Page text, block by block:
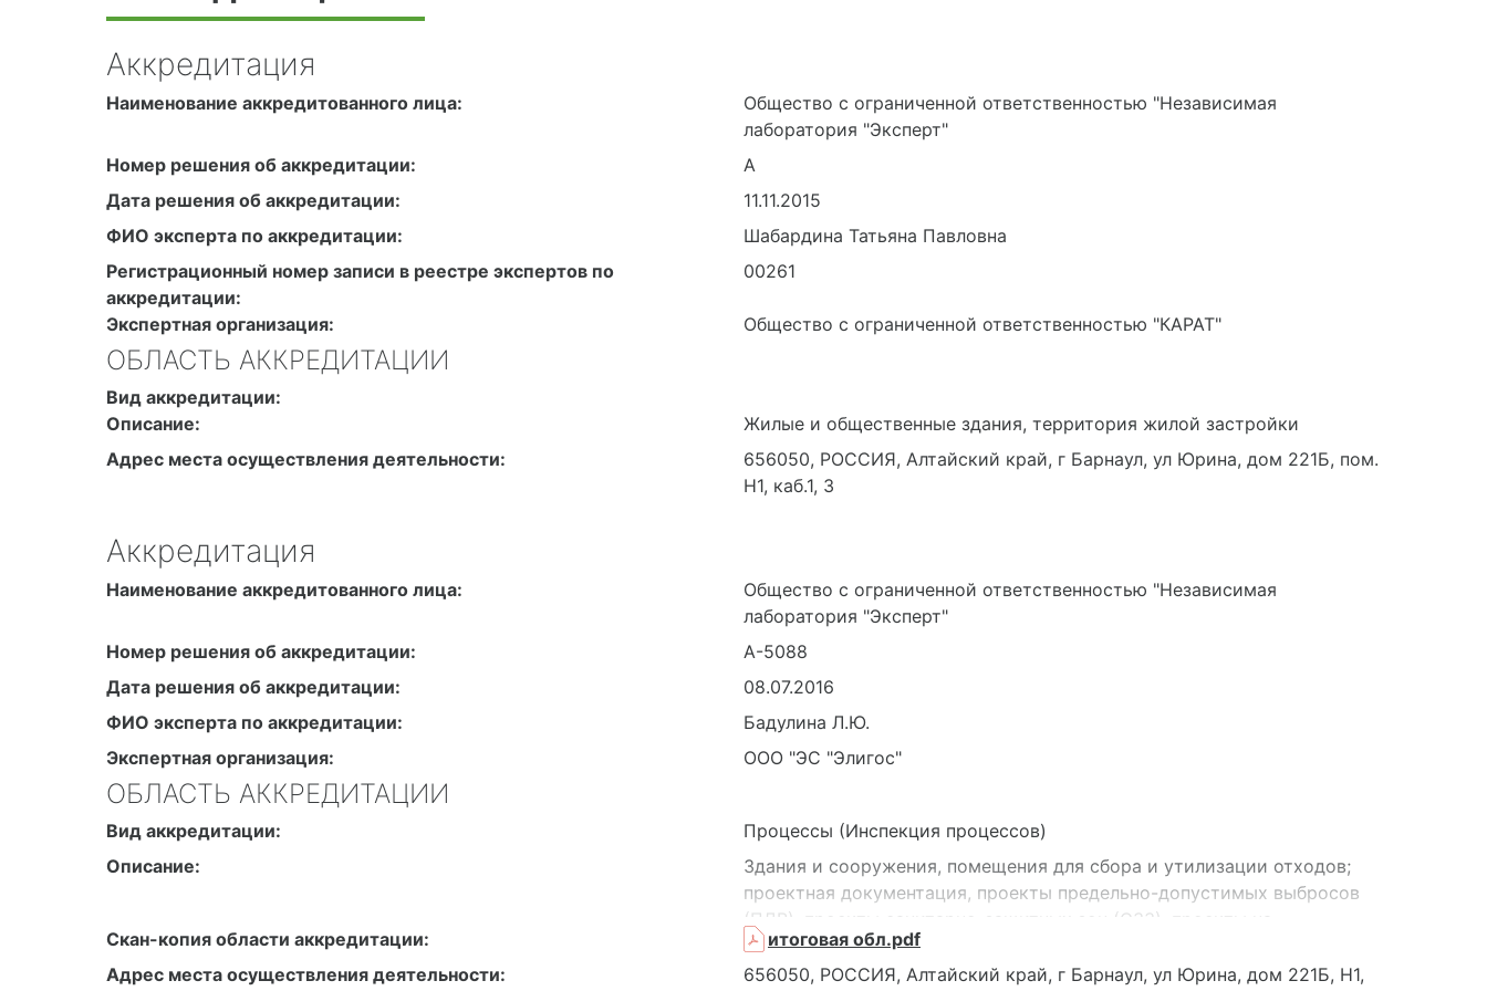
Аккредитация
Наименование аккредитованного лица:
Общество с ограниченной ответственностью "Независимая
лаборатория "Эксперт"
Номер решения об аккредитации:
А
Дата решения об аккредитации:
11.11.2015
ФИО эксперта по аккредитации:
Шабардина Татьяна Павловна
Регистрационный номер записи в реестре экспертов по
аккредитации:
00261
Экспертная организация: Общество с ограниченной ответственностью "КАРАТ"
ОБЛАСТЬ АККРЕДИТАЦИИ
Вид аккредитации:
Описание:
Жилые и общественные здания, территория жилой застройки
Адрес места осуществления деятельности:
656050, РОССИЯ, Алтайский край, г Барнаул, ул Юрина, дом 221Б, пом.
Н1, каб.1, 3
Аккредитация
Наименование аккредитованного лица:
Общество с ограниченной ответственностью "Независимая
лаборатория "Эксперт"
Номер решения об аккредитации:
А-5088
Дата решения об аккредитации:
08.07.2016
ФИО эксперта по аккредитации:
Бадулина Л.Ю.
Экспертная организация:
ООО "ЭС "Элигос"
ОБЛАСТЬ АККРЕДИТАЦИИ
Вид аккредитации:
Процессы (Инспекция процессов)
Описание:
Здания и сооружения, помещения для сбора и утилизации отходов;
проектная документация, проекты предельно-допустимых выбросов
(ПДВ), проекты санитарно-защитных зон (СЗЗ), проекты на
размещение ПРТО, техническая и иная документация; условия
осуществления вида деятельности (работ, услуг, эксплуатации
Скан-копия области аккредитации:
итоговая обл.pdf
Адрес места осуществления деятельности:
656050, РОССИЯ, Алтайский край, г Барнаул, ул Юрина, дом 221Б, Н1,